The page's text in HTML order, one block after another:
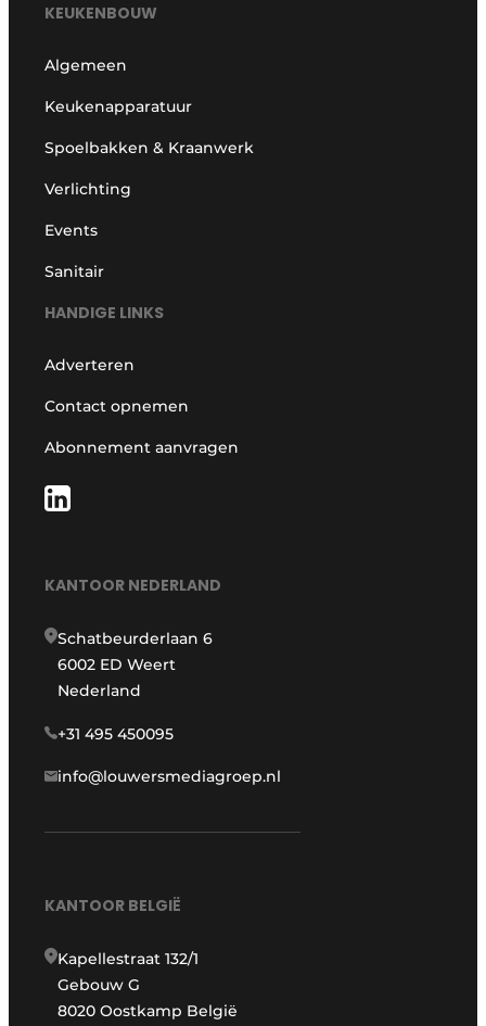
KEUKENBOUW
Algemeen
Keukenapparatuur
Spoelbakken & Kraanwerk
Verlichting
Events
Sanitair
HANDIGE LINKS
Adverteren
Contact opnemen
Abonnement aanvragen
KANTOOR NEDERLAND
Schatbeurderlaan 6
6002 ED Weert
Nederland
+31 495 450095
info@louwersmediagroep.nl
KANTOOR BELGIË
Kapellestraat 132/1
Gebouw G
8020 Oostkamp België